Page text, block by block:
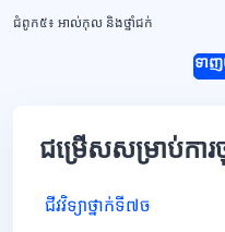
ជំពូក៥៖ អាល់កុល និងថ្នាំជក់
ទាញ
ជម្រើសសម្រាប់កា
ជីវវិទ្យាថ្នាក់ទី៧ច